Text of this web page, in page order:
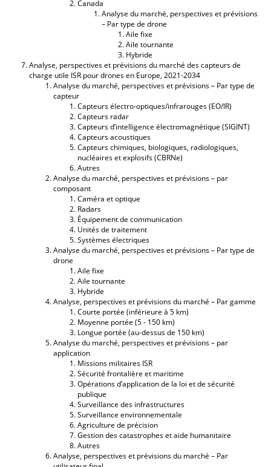
Canada
Analyse du marché, perspectives et prévisions
– Par type de drone
Aile fixe
Aile tournante
Hybride
Analyse, perspectives et prévisions du marché des capteurs de
charge utile ISR pour drones en Europe, 2021-2034
Analyse du marché, perspectives et prévisions – Par type de
capteur
Capteurs électro-optiques/infrarouges (EO/IR)
Capteurs radar
Capteurs d’intelligence électromagnétique (SIGINT)
Capteurs acoustiques
Capteurs chimiques, biologiques, radiologiques,
nucléaires et explosifs (CBRNe)
Autres
Analyse du marché, perspectives et prévisions – par
composant
Caméra et optique
Radars
Équipement de communication
Unités de traitement
Systèmes électriques
Analyse du marché, perspectives et prévisions – Par type de
drone
Aile fixe
Aile tournante
Hybride
Analyse, perspectives et prévisions du marché – Par gamme
Courte portée (inférieure à 5 km)
Moyenne portée (5 - 150 km)
Longue portée (au-dessus de 150 km)
Analyse du marché, perspectives et prévisions – par
application
Missions militaires ISR
Sécurité frontalière et maritime
Opérations d’application de la loi et de sécurité
publique
Surveillance des infrastructures
Surveillance environnementale
Agriculture de précision
Gestion des catastrophes et aide humanitaire
Autres
Analyse, perspectives et prévisions du marché – Par